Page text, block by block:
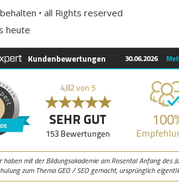
• all Rights reserved
heute